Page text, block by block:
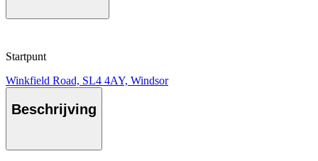
Startpunt
Winkfield Road, SL4 4AY, Windsor
Beschrijving